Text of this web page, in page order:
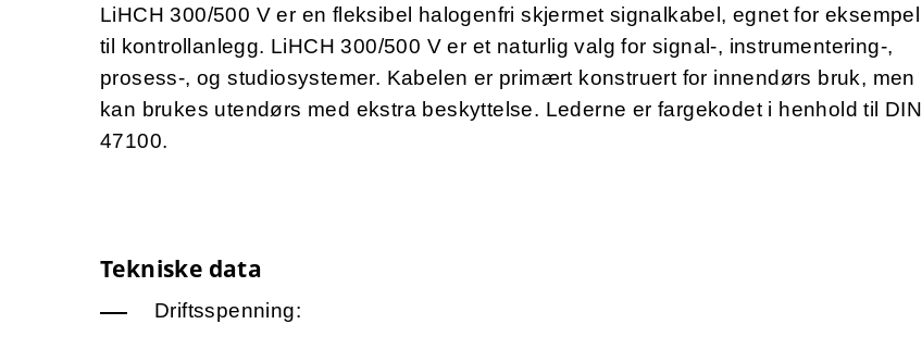
LiHCH 300/500 V er en fleksibel halogenfri skjermet signalkabel, egnet for eksempel
til kontrollanlegg. LiHCH 300/500 V er et naturlig valg for signal-, instrumentering-,
prosess-, og studiosystemer. Kabelen er primært konstruert for innendørs bruk, men
kan brukes utendørs med ekstra beskyttelse. Lederne er fargekodet i henhold til DIN
47100.
Tekniske data
Driftsspenning: